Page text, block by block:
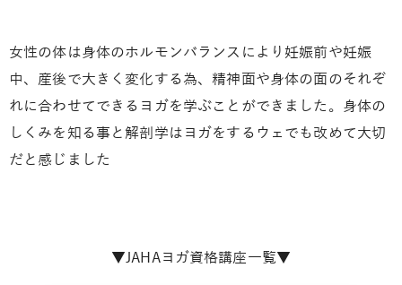
女性の体は身体のホルモンバランスにより妊娠前や妊娠
中、産後で大きく変化する為、精神面や身体の面のそれぞ
れに合わせてできるヨガを学ぶことができました。身体の
しくみを知る事と解剖学はヨガをするウェでも改めて大切
だと感じました
▼JAHAヨガ資格講座一覧▼